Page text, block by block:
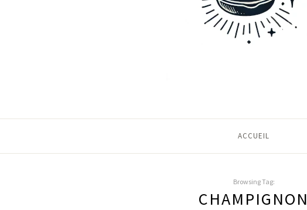
ACCUEIL
Browsing Tag:
CHAMPIGNON